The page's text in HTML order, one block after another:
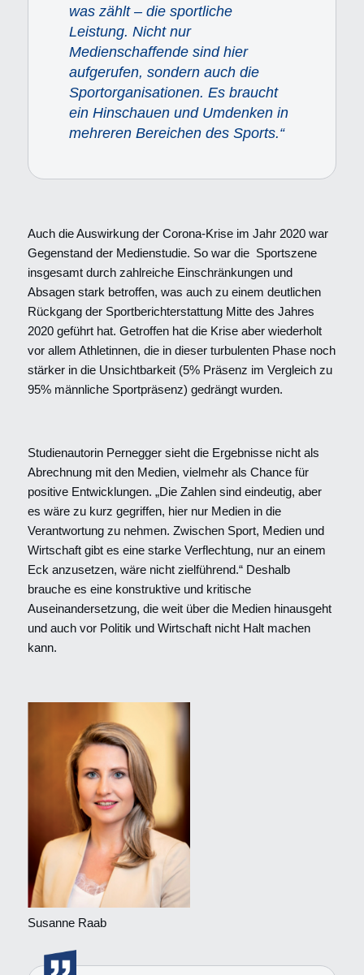
was zählt – die sportliche
Leistung. Nicht nur
Medienschaffende sind hier
aufgerufen, sondern auch die
Sportorganisationen. Es braucht
ein Hinschauen und Umdenken in
mehreren Bereichen des Sports.“
Auch die Auswirkung der Corona-Krise im Jahr 2020 war
Gegenstand der Medienstudie. So war die Sportszene
insgesamt durch zahlreiche Einschränkungen und
Absagen stark betroffen, was auch zu einem deutlichen
Rückgang der Sportberichterstattung Mitte des Jahres
2020 geführt hat. Getroffen hat die Krise aber wiederholt
vor allem Athletinnen, die in dieser turbulenten Phase noch
stärker in die Unsichtbarkeit (5% Präsenz im Vergleich zu
95% männliche Sportpräsenz) gedrängt wurden.
Studienautorin Pernegger sieht die Ergebnisse nicht als
Abrechnung mit den Medien, vielmehr als Chance für
positive Entwicklungen. „Die Zahlen sind eindeutig, aber
es wäre zu kurz gegriffen, hier nur Medien in die
Verantwortung zu nehmen. Zwischen Sport, Medien und
Wirtschaft gibt es eine starke Verflechtung, nur an einem
Eck anzusetzen, wäre nicht zielführend.“ Deshalb
brauche es eine konstruktive und kritische
Auseinandersetzung, die weit über die Medien hinausgeht
und auch vor Politik und Wirtschaft nicht Halt machen
kann.
Susanne Raab